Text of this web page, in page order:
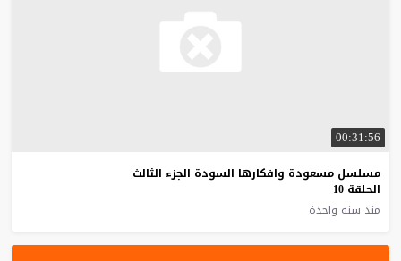
00:31:56
مسلسل مسعودة وافكارها السودة الجزء الثالث
الحلقة 10
منذ سنة واحدة